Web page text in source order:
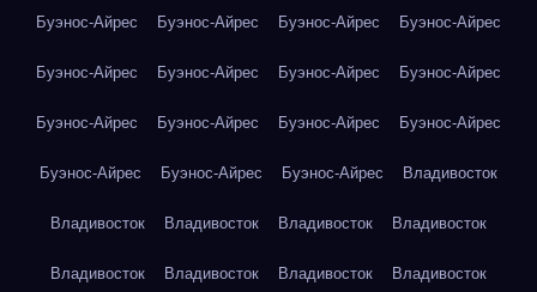
Буэнос-Айрес Буэнос-Айрес Буэнос-Айрес Буэнос-Айрес
Буэнос-Айрес Буэнос-Айрес Буэнос-Айрес Буэнос-Айрес
Буэнос-Айрес Буэнос-Айрес Буэнос-Айрес Буэнос-Айрес
Буэнос-Айрес Буэнос-Айрес Буэнос-Айрес Владивосток
Владивосток Владивосток Владивосток Владивосток
Владивосток Владивосток Владивосток Владивосток